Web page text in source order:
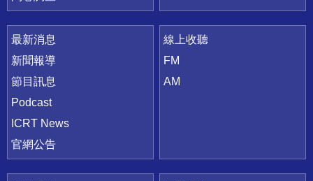
最新消息
新聞報導
節目訊息
Podcast
ICRT News
官網公告
線上收聽
FM
AM